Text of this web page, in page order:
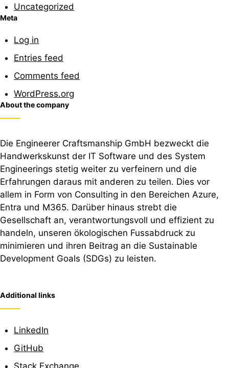
Uncategorized
Meta
Log in
Entries feed
Comments feed
WordPress.org
About the company
Die Engineerer Craftsmanship GmbH bezweckt die
Handwerkskunst der IT Software und des System
Engineerings stetig weiter zu verfeinern und die
Erfahrungen daraus mit anderen zu teilen. Dies vor
allem in Form von Consulting in den Bereichen Azure,
Entra und M365. Darüber hinaus strebt die
Gesellschaft an, verantwortungsvoll und effizient zu
handeln, unseren ökologischen Fussabdruck zu
minimieren und ihren Beitrag an die Sustainable
Development Goals (SDGs) zu leisten.
Additional links
LinkedIn
GitHub